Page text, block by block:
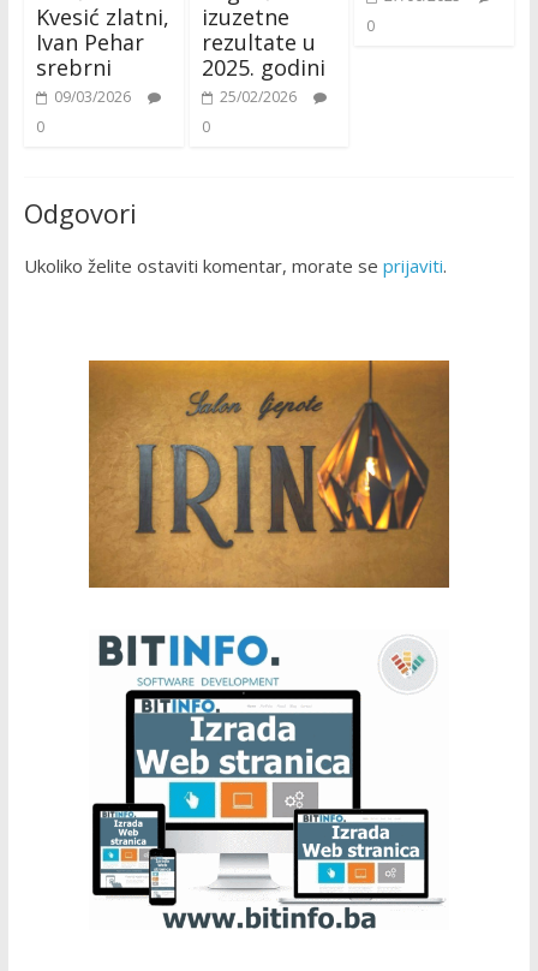
Kvesić zlatni,
Ivan Pehar
srebrni
09/03/2026
0
izuzetne
rezultate u
2025. godini
25/02/2026
0
0
Odgovori
Ukoliko želite ostaviti komentar, morate se prijaviti.